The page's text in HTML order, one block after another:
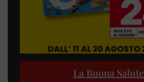
La Buona Salute